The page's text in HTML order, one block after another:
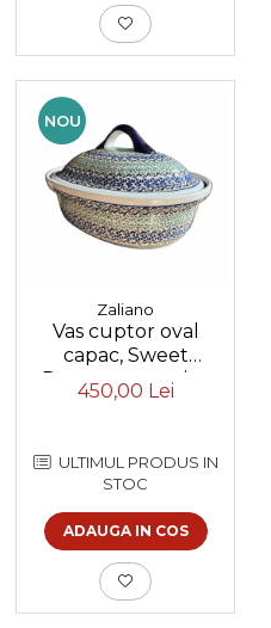
NOU
Zaliano
Vas cuptor oval
capac, Sweet
Dreams, ceramica
smaltuita, pictata
450,00 Lei
ULTIMUL PRODUS IN
STOC
ADAUGA IN COS